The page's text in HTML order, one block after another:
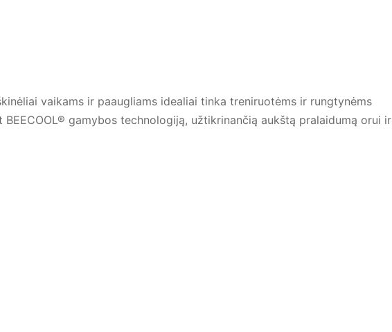
vaikams ir paaugliams idealiai tinka treniruotėms ir rungtynėms
gamybos technologiją, užtikrinančią aukštą pralaidumą orui ir